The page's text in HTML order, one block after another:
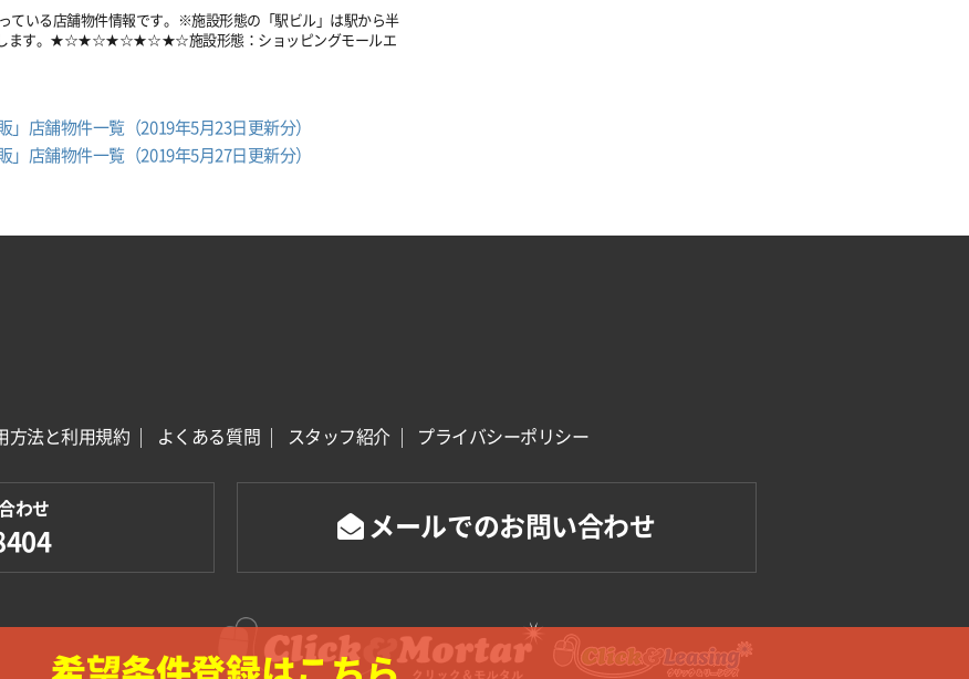
ている店舗物件情報です。※施設形態の「駅ビル」は駅から半
します。★☆★☆★☆★☆★☆施設形態：ショッピングモールエ
店舗物件一覧（2019年5月23日更新分）
店舗物件一覧（2019年5月27日更新分）
方法と利用規約 よくある質問 スタッフ紹介 プライバシーポリシー
わせ メールでのお問い合わせ